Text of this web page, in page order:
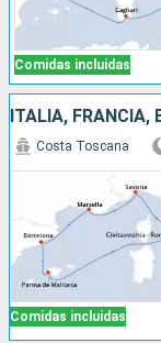
Comidas incluidas
Comidas incluidas
Costa Toscana